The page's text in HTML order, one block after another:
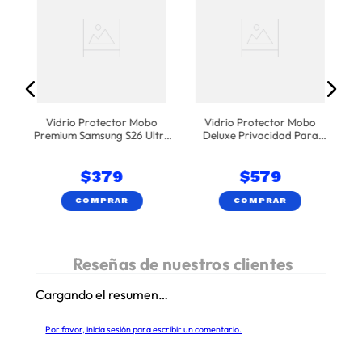
Vidrio Protector Mobo
Premium Samsung S26 Ultra
$379
COMPRAR
Vidrio Protector Mobo
Deluxe Privacidad Para
$579
COMPRAR
Cargando el resumen…
Por favor, inicia sesión para escribir un comentario.